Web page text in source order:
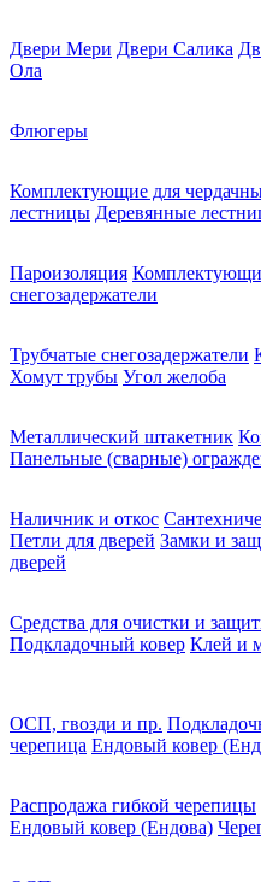
Двери Мери Двери Салика
Ола
Флюгеры
Комплектующие для
лестницы Деревянные
Пароизоляция
снегозадержатели
Трубчатые снегозадержатели
Хомут трубы Угол желоба
Металлический штакетник
Панельные (сварные)
Наличник и откос
Петли для дверей Замки и
дверей
Средства для очистки и
Подкладочный ковер Клей и
ОСП, гвозди и пр.
черепица Ендовый ковер
Распродажа гибкой черепицы
Ендовый ковер (Ендова)